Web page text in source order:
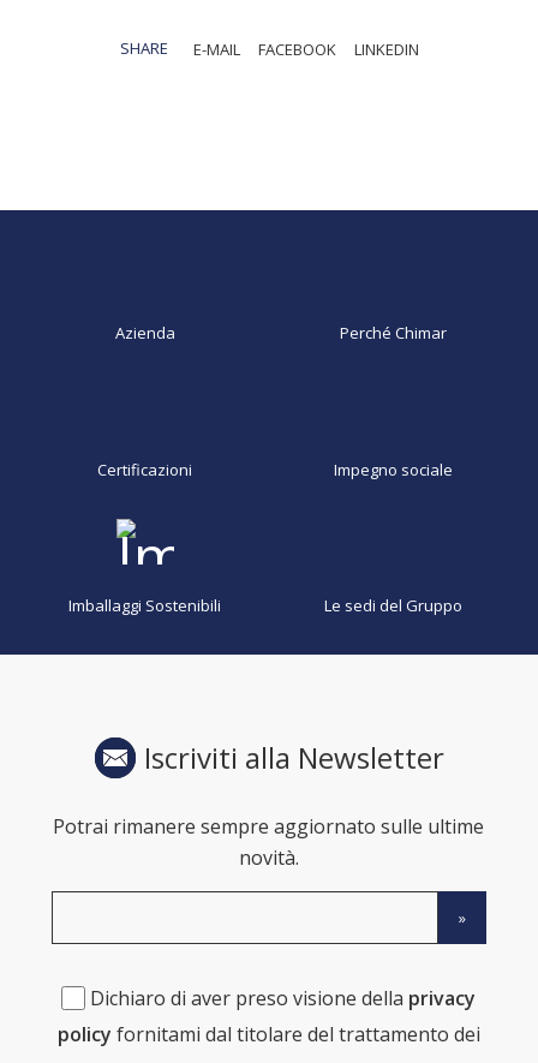
SHARE E-MAIL FACEBOOK LINKEDIN
Azienda Perché Chimar
Certificazioni Impegno sociale
Imballaggi Sostenibili Le sedi del Gruppo
Iscriviti alla Newsletter
Potrai rimanere sempre aggiornato sulle ultime
novità.
Dichiaro di aver preso visione della privacy
policy fornitami dal titolare del trattamento dei